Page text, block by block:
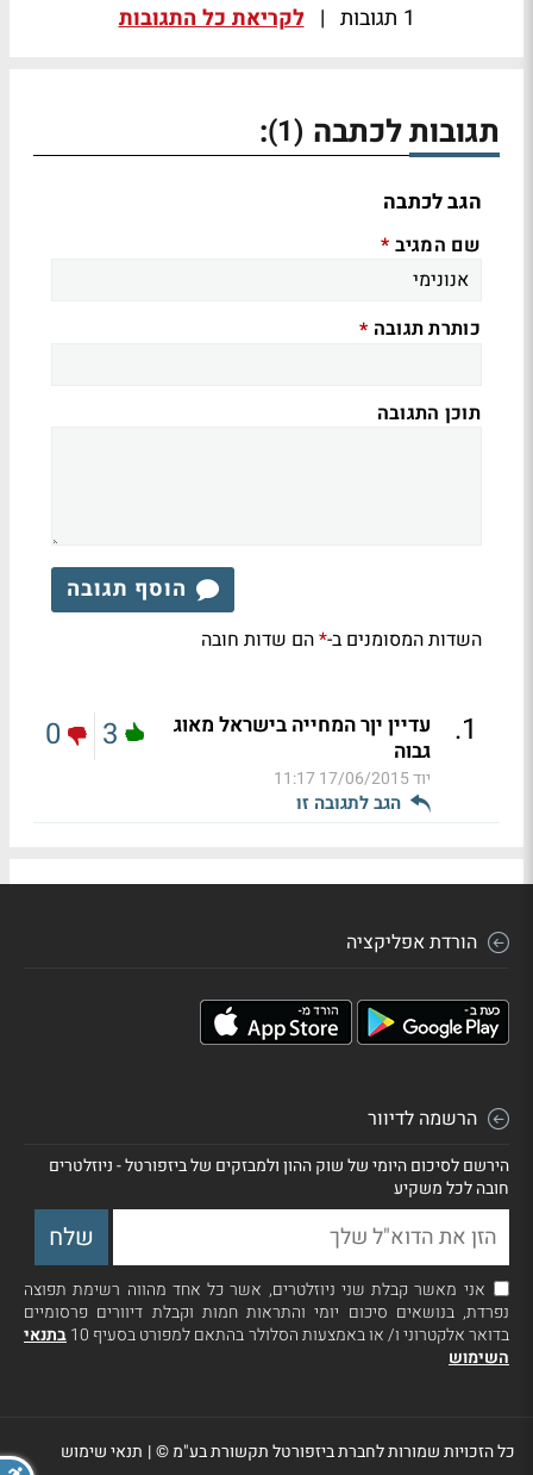
1 תגובות | לקריאת כל התגובות
תגובות לכתבה (1)
:
הגב לכתבה
שם המגיב *
כותרת תגובה *
תוכן התגובה
הוסף תגובה
השדות המסומנים ב-*הם שדות חובה
1
.
עדיין יןר המחייה בישראל מאוג
גבוה
יוד17/06/2015 11:17
הגב לתגובה זו
3
0
הורדת אפליקציה
הרשמה לדיוור
הירשם לסיכום היומי של שוק ההון ולמבזקים של ביזפורטל - ניוזלטרים
חובה לכל משקיע
אני מאשר קבלת שני ניוזלטרים, אשר כל אחד מהווה רשימת תפוצה
נפרדת, בנושאים סיכום יומי והתראות חמות וקבלת דיוורים פרסומיים
בדואר אלקטרוני ו/ או באמצעות הסלולר בהתאם למפורט בסעיף 10
בתנאי
השימוש
כל הזכויות שמורות לחברת ביזפורטל תקשורת בע"מ ©| תנאי שימוש